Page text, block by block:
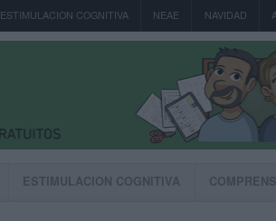
ESTIMULACION COGNITIVA NEAE NAVIDAD
ESTIMULACION COGNITIVA